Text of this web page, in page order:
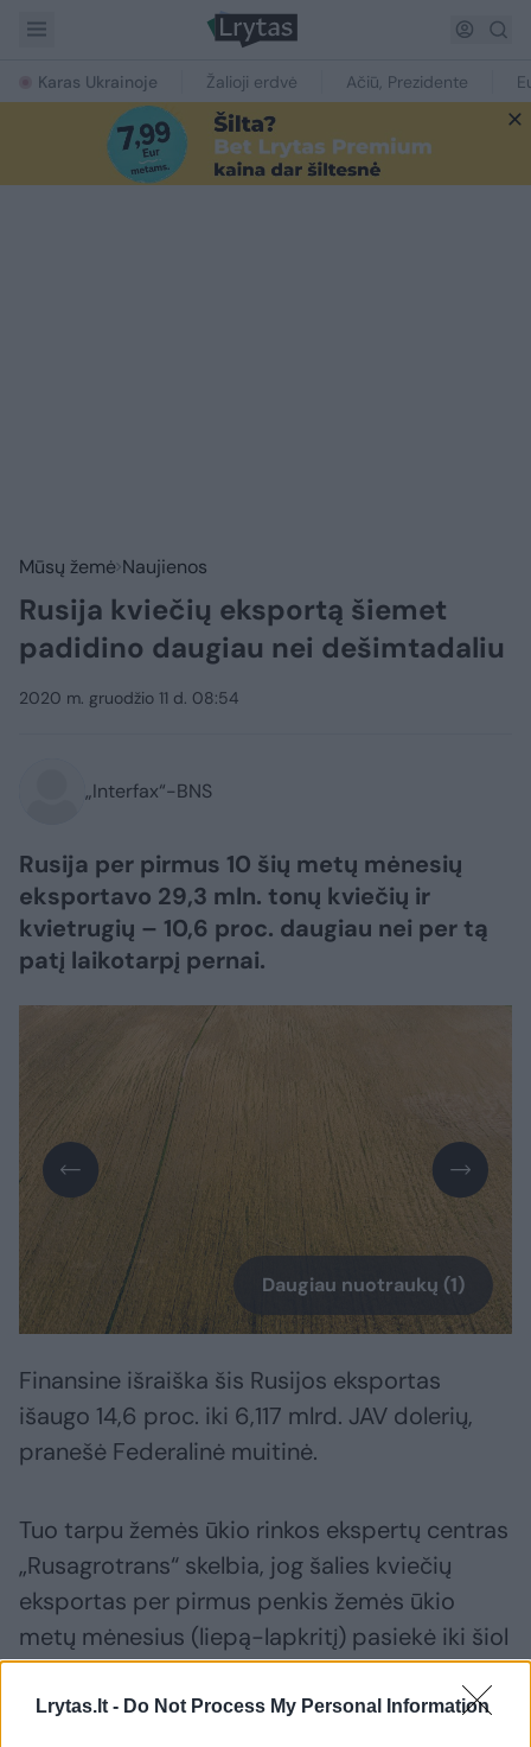
Lrytas.lt - Do Not Process My Personal Information
Karas Ukrainoje Žalioji erdvė Ačiū, Prezidente
Mūsų žemė Naujienos
Rusija kviečių eksportą šiemet
padidino daugiau nei dešimtadaliu
2020 m. gruodžio 11 d. 08:54
„Interfax“-BNS
Rusija per pirmus 10 šių metų mėnesių
eksportavo 29,3 mln. tonų kviečių ir
kvietrugių – 10,6 proc. daugiau nei per tą
patį laikotarpį pernai.
Daugiau nuotraukų (1)
Finansine išraiška šis Rusijos eksportas
išaugo 14,6 proc. iki 6,117 mlrd. JAV dolerių,
pranešė Federalinė muitinė.
Tuo tarpu žemės ūkio rinkos ekspertų centras
„Rusagrotrans“ skelbia, jog šalies kviečių
eksportas per pirmus penkis žemės ūkio
metų mėnesius (liepą-lapkritį) pasiekė iki šiol
neregėtas apimtis – 21,6 mln. tonų, o viso
grūdų eksportas siekė 25,8 mln. tonų.